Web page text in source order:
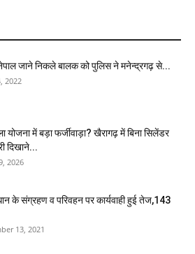
जाने निकले बालक को पुलिस ने मनेन्द्रगढ़ से...
2022
योजना में बड़ा फर्जीवाड़ा? खैरागढ़ में बिना सिलेंडर
दिखाने...
2026
के संग्रहण व परिवहन पर कार्यवाही हुई तेज,143
13, 2021